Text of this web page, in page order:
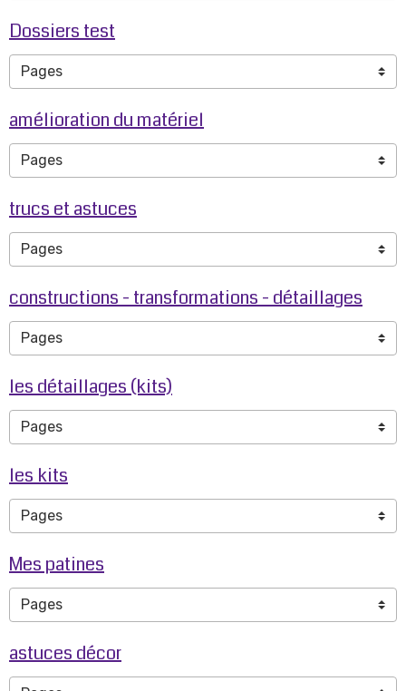
Dossiers test
amélioration du matériel
trucs et astuces
constructions - transformations - détaillages
les détaillages (kits)
les kits
Mes patines
astuces décor